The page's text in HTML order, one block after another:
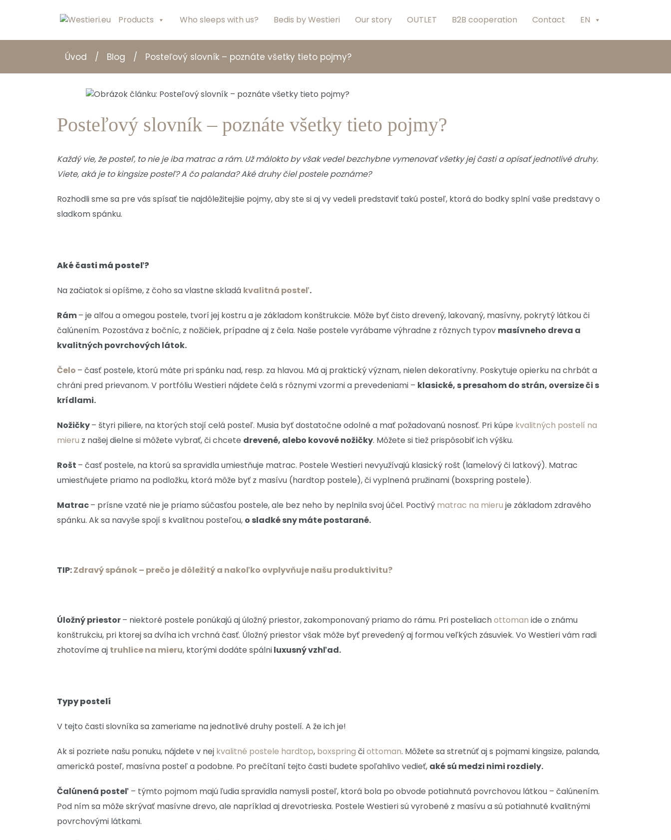
Products Who sleeps with us? Bedis by Westieri Our story OUTLET B2B cooperation Contact EN
Úvod / Blog / Posteľový slovník – poznáte všetky tieto pojmy?
Posteľový slovník – poznáte všetky tieto pojmy?
Každý vie, že posteľ, to nie je iba matrac a rám. Už málokto by však vedel bezchybne vymenovať všetky jej časti a opísať jednotlivé druhy.
Viete, aká je to kingsize posteľ? A čo palanda? Aké druhy čiel postele poznáme?
Rozhodli sme sa pre vás spísať tie najdôležitejšie pojmy, aby ste si aj vy vedeli predstaviť takú posteľ, ktorá do bodky splní vaše predstavy o
sladkom spánku.
Aké časti má posteľ?
Na začiatok si opíšme, z čoho sa vlastne skladá kvalitná posteľ.
Rám– je alfou a omegou postele, tvorí jej kostru a je základom konštrukcie. Môže byť čisto drevený, lakovaný, masívny, pokrytý látkou či
čalúnením. Pozostáva z bočníc, z nožičiek, prípadne aj z čela. Naše postele vyrábame výhradne z rôznych typov masívneho dreva a
kvalitných povrchových látok.
Čelo – časť postele, ktorú máte pri spánku nad, resp. za hlavou. Má aj praktický význam, nielen dekoratívny. Poskytuje opierku na chrbát a
chráni pred prievanom. V portfóliu Westieri nájdete čelá s rôznymi vzormi a prevedeniami – klasické, s presahom do strán, oversize či s
krídlami.
Nožičky– štyri piliere, na ktorých stojí celá posteľ. Musia byť dostatočne odolné a mať požadovanú nosnosť. Pri kúpe kvalitných postelí na
mieru z našej dielne si môžete vybrať, či chcete drevené, alebo kovové nožičky. Môžete si tiež prispôsobiť ich výšku.
Rošt – časť postele, na ktorú sa spravidla umiestňuje matrac. Postele Westieri nevyužívajú klasický rošt (lamelový či latkový). Matrac
umiestňujete priamo na podložku, ktorá môže byť z masívu (hardtop postele), či vyplnená pružinami (boxspring postele).
Matrac– prísne vzaté nie je priamo súčasťou postele, ale bez neho by neplnila svoj účel. Poctivý matrac na mieru je základom zdravého
spánku. Ak sa navyše spojí s kvalitnou posteľou, o sladké sny máte postarané.
TIP:Zdravý spánok – prečo je dôležitý a nakoľko ovplyvňuje našu produktivitu?
Úložný priestor– niektoré postele ponúkajú aj úložný priestor, zakomponovaný priamo do rámu. Pri posteliachottoman ide o známu
konštrukciu, pri ktorej sa dvíha ich vrchná časť. Úložný priestor však môže byť prevedený aj formou veľkých zásuviek. Vo Westieri vám radi
zhotovíme aj truhlice na mieru, ktorými dodáte spálniluxusný vzhľad.
Typy postelí
V tejto časti slovníka sa zameriame na jednotlivé druhy postelí. A že ich je!
Ak si pozriete našu ponuku, nájdete v nej kvalitné postele hardtop, boxspring čiottoman. Môžete sa stretnúť aj s pojmami kingsize, palanda,
americká posteľ, masívna posteľ a podobne. Po prečítaní tejto časti budete spoľahlivo vedieť, aké sú medzi nimi rozdiely.
Čalúnená posteľ – týmto pojmom majú ľudia spravidla namysli posteľ, ktorá bola po obvode potiahnutá povrchovou látkou – čalúnením.
Pod ním sa môže skrývať masívne drevo, ale napríklad aj drevotrieska. Postele Westieri sú vyrobené z masívu a sú potiahnuté kvalitnými
povrchovými látkami.